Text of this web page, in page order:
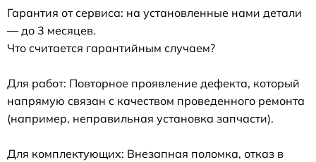
Гарантия от сервиса: на установленные нами детали
— до 3 месяцев.
Что считается гарантийным случаем?
Для работ: Повторное проявление дефекта, который
напрямую связан с качеством проведенного ремонта
(например, неправильная установка запчасти).
Для комплектующих: Внезапная поломка, отказ в